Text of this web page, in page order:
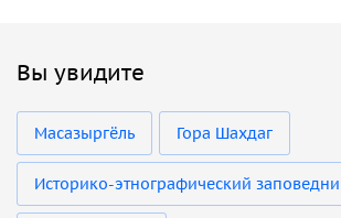
Вы увидите
Масазыргёль Гора Шахдаг
Историко-этнографический